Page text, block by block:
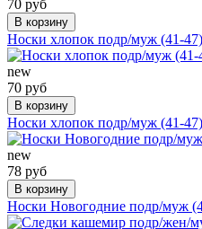
70 руб
В корзину
Носки хлопок подр/муж (41-
new
70 руб
В корзину
Носки хлопок подр/муж (41-
new
78 руб
В корзину
Носки Новогодние подр/муж